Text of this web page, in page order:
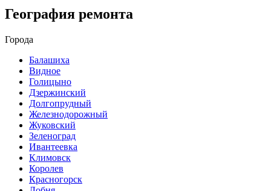
География ремонта
Города
Балашиха
Видное
Голицыно
Дзержинский
Долгопрудный
Железнодорожный
Жуковский
Зеленоград
Ивантеевка
Климовск
Королев
Красногорск